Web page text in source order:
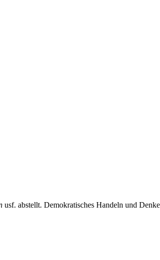
usf. abstellt. Demokratisches Handeln und